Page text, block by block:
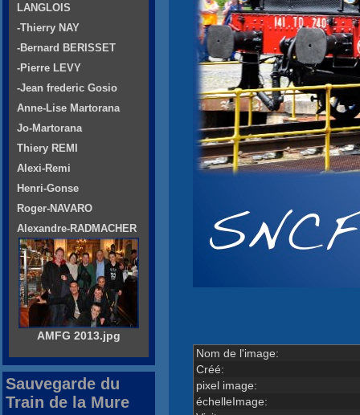
Nom de l'image:
Créé:
pixel image:
échelleImage:
LANGLOIS
-Thierry NAY
-Bernard BERISSET
-Pierre LEVY
-Jean frederic Gosio
Anne-Lise Martorana
Jo-Martorana
Thiery REMI
Alexi-Remi
Henri-Gonse
Roger-NAVARO
Alexandre-RADMACHER
AMFG 2013.jpg
Sauvegarde du
Train de la Mure